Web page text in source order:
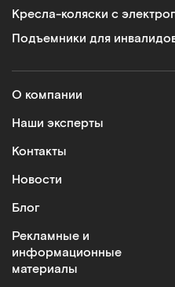
Кресла-коляски с
Подъемники для
О компании
Наши эксперты
Контакты
Новости
Блог
Рекламные и
информационные
материалы